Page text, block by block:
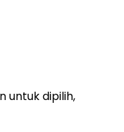
untuk dipilih,